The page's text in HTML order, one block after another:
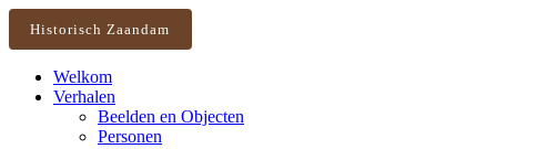
Historisch Zaandam
Welkom
Verhalen
Beelden en Objecten
Personen